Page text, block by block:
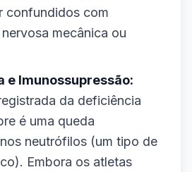
confundidos com
mecânica ou
e Imunossupressão:
da deficiência
é uma queda
neutrófilos (um tipo de
Embora os atletas